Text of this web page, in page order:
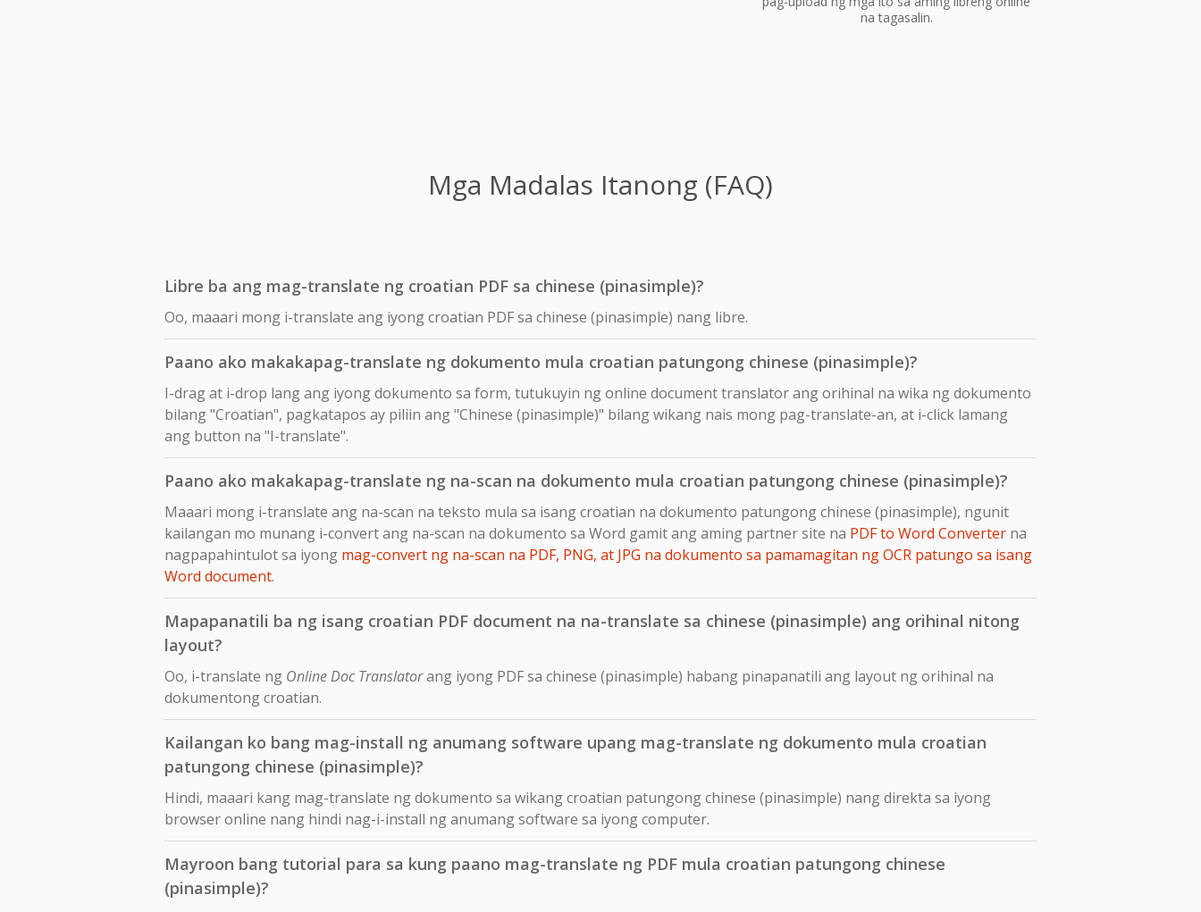
na tagasalin.
Mga Madalas Itanong (FAQ)
Libre ba ang mag-translate ng croatian PDF sa chinese (pinasimple)?
Oo, maaari mong i-translate ang iyong croatian PDF sa chinese (pinasimple) nang libre.
Paano ako makakapag-translate ng dokumento mula croatian patungong chinese (pinasimple)?
I-drag at i-drop lang ang iyong dokumento sa form, tutukuyin ng online document translator ang orihinal na wika ng dokumento
bilang "Croatian", pagkatapos ay piliin ang "Chinese (pinasimple)" bilang wikang nais mong pag-translate-an, at i-click lamang
ang button na "I-translate".
Paano ako makakapag-translate ng na-scan na dokumento mula croatian patungong chinese (pinasimple)?
Maaari mong i-translate ang na-scan na teksto mula sa isang croatian na dokumento patungong chinese (pinasimple), ngunit
kailangan mo munang i-convert ang na-scan na dokumento sa Word gamit ang aming partner site na PDF to Word Converter na
nagpapahintulot sa iyong mag-convert ng na-scan na PDF, PNG, at JPG na dokumento sa pamamagitan ng OCR patungo sa isang
Word document.
Mapapanatili ba ng isang croatian PDF document na na-translate sa chinese (pinasimple) ang orihinal nitong
layout?
Oo, i-translate ng Online Doc Translatorang iyong PDF sa chinese (pinasimple) habang pinapanatili ang layout ng orihinal na
dokumentong croatian.
Kailangan ko bang mag-install ng anumang software upang mag-translate ng dokumento mula croatian
patungong chinese (pinasimple)?
Hindi, maaari kang mag-translate ng dokumento sa wikang croatian patungong chinese (pinasimple) nang direkta sa iyong
browser online nang hindi nag-i-install ng anumang software sa iyong computer.
Mayroon bang tutorial para sa kung paano mag-translate ng PDF mula croatian patungong chinese
(pinasimple)?